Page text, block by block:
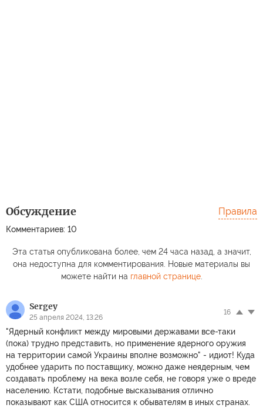
Обсуждение
Комментариев: 10
Правила
Эта статья опубликована более, чем 24 часа назад, а значит,
она недоступна для комментирования. Новые материалы вы
можете найти на главной странице.
Sergey
25 апреля 2024, 13:26
16
"Ядерный конфликт между мировыми державами все-таки
(пока) трудно представить, но применение ядерного оружия
на территории самой Украины вполне возможно" - идиот! Куда
удобнее ударить по поставщику, можно даже неядерным, чем
создавать проблему на века возле себя, не говоря уже о вреде
населению. Кстати, подобные высказывания отлично
показывают как США относится к обывателям в иных странах.